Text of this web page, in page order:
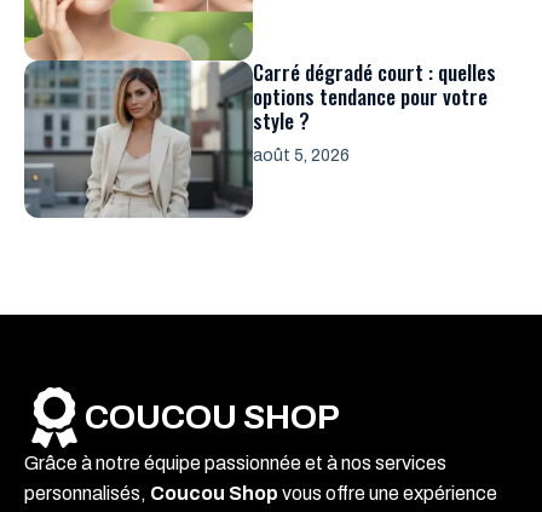
Carré dégradé court : quelles
options tendance pour votre
style ?
août 5, 2026
COUCOU SHOP
Grâce à notre équipe passionnée et à nos services
personnalisés, Coucou Shop vous offre une expérience